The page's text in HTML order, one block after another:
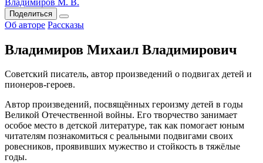
Поделиться
Об авторе Рассказы
Владимиров Михаил Владимирович
Советский писатель, автор произведений о подвигах детей и
пионеров-героев.
Автор произведений, посвящённых героизму детей в годы
Великой Отечественной войны. Его творчество занимает
особое место в детской литературе, так как помогает юным
читателям познакомиться с реальными подвигами своих
ровесников, проявивших мужество и стойкость в тяжёлые
годы.